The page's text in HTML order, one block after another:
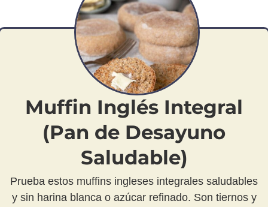
Muffin Inglés Integral
(Pan de Desayuno
Saludable)
Prueba estos muffins ingleses integrales saludables
y sin harina blanca o azúcar refinado. Son tiernos y